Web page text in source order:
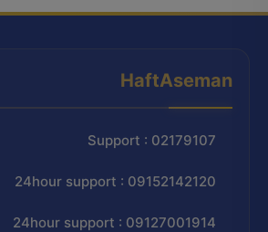
HaftAseman
Support : 02179107
24hour support : 09152142120
24hour support : 09127001914